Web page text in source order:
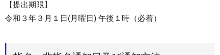
【提出期限】
令和３年３⽉１⽇(月曜⽇) 午後１時（必着）